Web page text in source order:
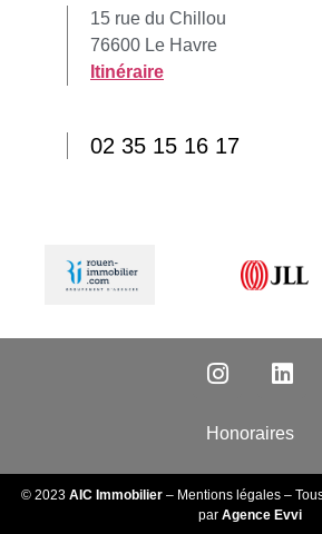
15 rue du Chillou
76600 Le Havre
Itinéraire
02 35 15 16 17
Honoraires
© 2023 AIC Immobilier – Mentions légales –
par Agence Evvi